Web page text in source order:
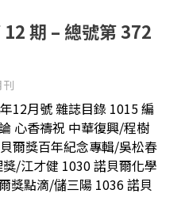
期 – 總號第 372
12月號 雜誌目錄 1015 編
心香禱祝 中華復興/程樹
爾獎百年紀念專輯/吳松春
/江才健 1030 諾貝爾化學
獎點滴/儲三陽 1036 諾貝